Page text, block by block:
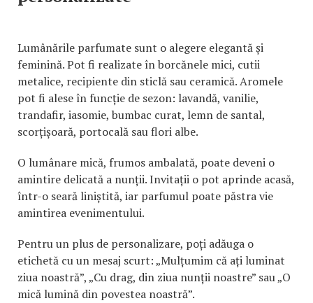
Lumânările parfumate sunt o alegere elegantă și
feminină. Pot fi realizate în borcănele mici, cutii
metalice, recipiente din sticlă sau ceramică. Aromele
pot fi alese în funcție de sezon: lavandă, vanilie,
trandafir, iasomie, bumbac curat, lemn de santal,
scorțișoară, portocală sau flori albe.
O lumânare mică, frumos ambalată, poate deveni o
amintire delicată a nunții. Invitații o pot aprinde acasă,
într-o seară liniștită, iar parfumul poate păstra vie
amintirea evenimentului.
Pentru un plus de personalizare, poți adăuga o
etichetă cu un mesaj scurt: „Mulțumim că ați luminat
ziua noastră”, „Cu drag, din ziua nunții noastre” sau „O
mică lumină din povestea noastră”.